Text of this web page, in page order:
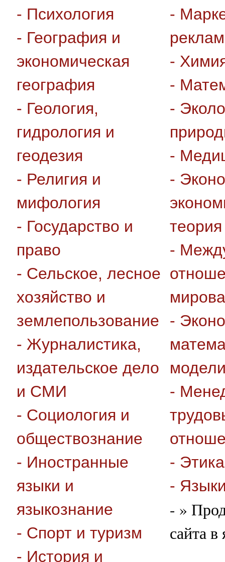
- Психология
- География и
экономическая
география
- Геология,
гидрология и
геодезия
- Религия и
мифология
- Государство и
право
- Сельское, лесное
хозяйство и
землепользование
- Журналистика,
издательское дело
и СМИ
- Социология и
обществознание
- Иностранные
языки и
языкознание
- Спорт и туризм
- История и
-
-
-
-
-
-
теория
-
-
-
-
-
- »
сайта в